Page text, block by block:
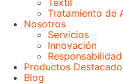
Textil
Tratamiento de
Nosotros
Servicios
Innovación
Responsabilidad
Productos
Blog